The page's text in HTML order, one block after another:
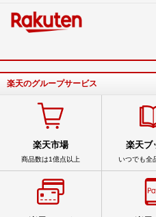
楽天のグループサービス
楽天市場
商品数は1億点以上
楽天ブ
いつでも全